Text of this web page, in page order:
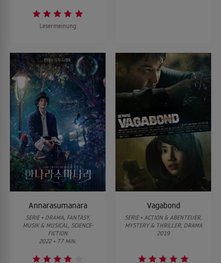
Lesermeinung
Annarasumanara
SERIE • DRAMA, FANTASY,
MUSIK & MUSICAL, SCIENCE-
FICTION
2022 • 77 MIN.
Vagabond
SERIE • ACTION & ABENTEUER,
MYSTERY & THRILLER, DRAMA
2019